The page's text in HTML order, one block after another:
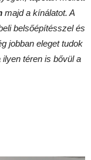
majd a kínálatot. A
belsőépítésszel és
jobban eleget tudok
téren is bővül a